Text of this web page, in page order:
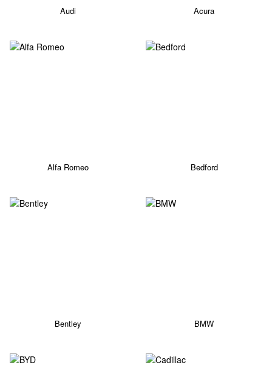
Audi Acura
Alfa Romeo Bedford
Bentley BMW